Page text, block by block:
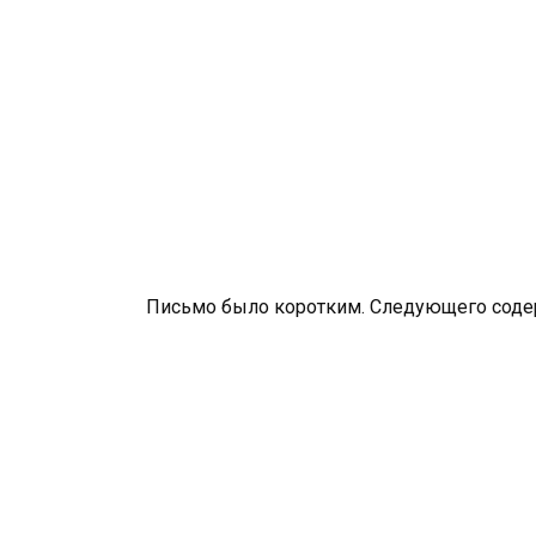
Письмо было коротким. Следующего